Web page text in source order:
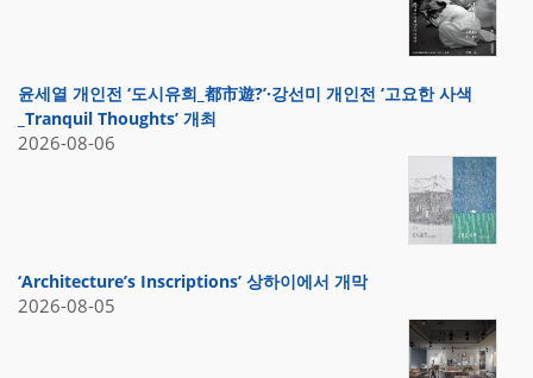
윤세열 개인전 ‘도시유희_都市遊?’·강선미 개인전 ‘고요한 사색
_Tranquil Thoughts’ 개최
2026-08-06
‘Architecture’s Inscriptions’ 상하이에서 개막
2026-08-05